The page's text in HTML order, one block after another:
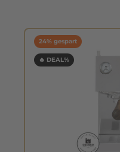
24% gespart
🔥 DEAL%